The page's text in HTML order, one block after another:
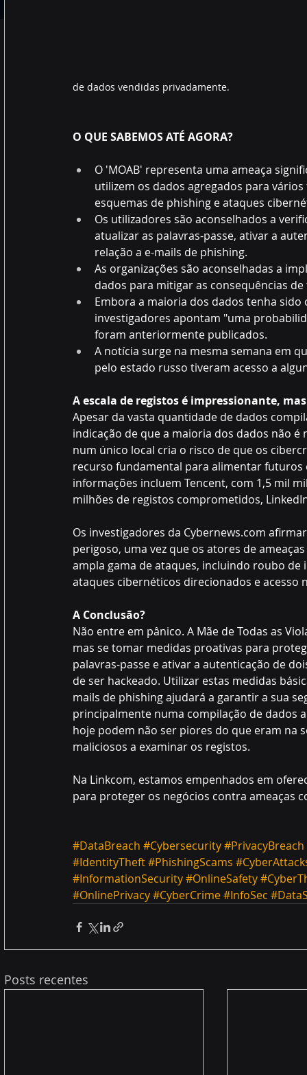
de dados vendidas privadamente.
O QUE SABEMOS ATÉ AGORA?
O 'MOAB' representa uma ameaça
utilizem os dados agregados para
esquemas de phishing e ataques
Os utilizadores são aconselhados a
atualizar as palavras-passe, ativar a
relação a e-mails de phishing.
As organizações são aconselhadas a
dados para mitigar as consequências de
Embora a maioria dos dados tenha
investigadores apontam "uma
foram anteriormente publicados.
A notícia surge na mesma semana em
pelo estado russo tiveram acesso a
A escala de registos é impressionante,
Apesar da vasta quantidade de dados
indicação de que a maioria dos dados não
num único local cria o risco de que os
recurso fundamental para alimentar
informações incluem Tencent, com 1,5 mil
milhões de registos comprometidos,
Os investigadores da Cybernews.com
perigoso, uma vez que os atores de
ampla gama de ataques, incluindo roubo
ataques cibernéticos direcionados e acesso
A Conclusão?
Não entre em pânico. A Mãe de Todas as
mas se tomar medidas proativas para
palavras-passe e ativar a autenticação de
de ser hackeado. Utilizar estas medidas
mails de phishing ajudará a garantir a sua
principalmente numa compilação de dados
hoje podem não ser piores do que eram na
maliciosos a examinar os registos.
Na Linkcom, estamos empenhados em
para proteger os negócios contra ameaças
#DataBreach #Cybersecurity#PrivacyBreach
#IdentityTheft#PhishingScams
#InformationSecurity#OnlineSafety
#OnlinePrivacy#CyberCrime#InfoSec
Posts recentes